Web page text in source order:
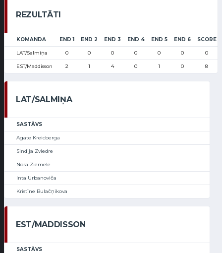
REZULTĀTI
KOMANDA END 1 END 2 END 3 END 4 END 5 END 6 SCORE
LAT/Salmiņa 0 0 0 0 0 0 0
EST/Maddisson 2 1 4 0 1 0 8
LAT/SALMIŅA
SASTĀVS
Agate Kreicberga
Sindija Zviedre
Nora Ziemele
Inta Urbanoviča
Kristīne Bulačņikova
EST/MADDISSON
SASTĀVS